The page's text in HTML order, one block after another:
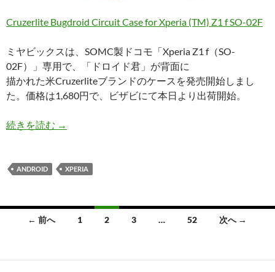
Cruzerlite Bugdroid Circuit Case for Xperia (TM) Z1 f SO-02F
ミヤビックスは、SOMC製ドコモ「Xperia Z1 f（SO-
02F）」専用で、「ドロイド君」が背面に
描かれた米Cruzerliteブランドのケースを発売開始しまし
た。価格は1,680円で、ビザビにて本日より出荷開始。
続きを読む ミヤビックス、米CruzerliteブランドのXperia Z1
→
ANDROID XPERIA
ナ
← 前へ 1 2 3 … 52 次へ →